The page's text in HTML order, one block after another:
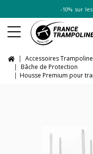
-10% sur
Accessoires Trampoline
Bâche de Protection
Housse Premium pour